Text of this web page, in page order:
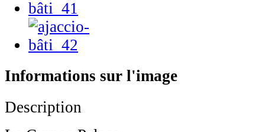
Informations sur l'image
Description